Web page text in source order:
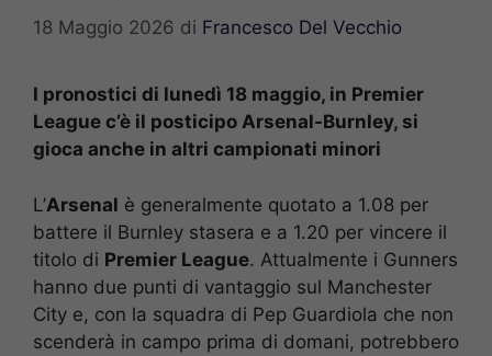
18 Maggio 2026 di Francesco Del Vecchio
I pronostici di lunedì 18 maggio, in Premier
League c’è il posticipo Arsenal-Burnley, si
gioca anche in altri campionati minori
L’Arsenal è generalmente quotato a 1.08 per
battere il Burnley stasera e a 1.20 per vincere il
titolo di Premier League. Attualmente i Gunners
hanno due punti di vantaggio sul Manchester
City e, con la squadra di Pep Guardiola che non
scenderà in campo prima di domani, potrebbero